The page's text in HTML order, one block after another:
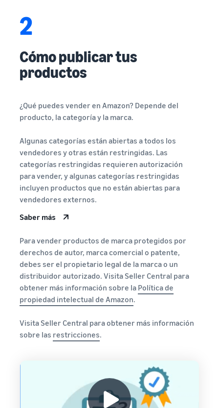
2
Cómo publicar tus
productos
¿Qué puedes vender en Amazon? Depende del
producto, la categoría y la marca.
Algunas categorías están abiertas a todos los
vendedores y otras están restringidas. Las
categorías restringidas requieren autorización
para vender, y algunas categorías restringidas
incluyen productos que no están abiertas para
vendedores externos.
Saber más
Para vender productos de marca protegidos por
derechos de autor, marca comercial o patente,
debes ser el propietario legal de la marca o un
distribuidor autorizado. Visita Seller Central para
obtener más información sobre la Política de
propiedad intelectual de Amazon.
Visita Seller Central para obtener más información
sobre las restricciones.